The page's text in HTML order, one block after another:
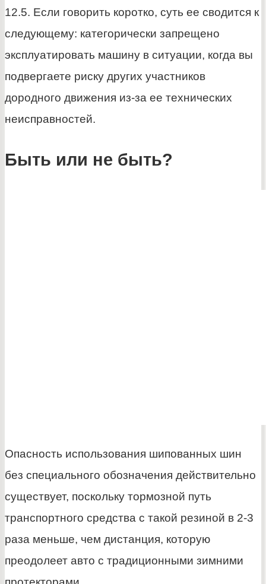
12.5. Если говорить коротко, суть ее сводится к
следующему: категорически запрещено
эксплуатировать машину в ситуации, когда вы
подвергаете риску других участников
дородного движения из-за ее технических
неисправностей.
Быть или не быть?
Опасность использования шипованных шин
без специального обозначения действительно
существует, поскольку тормозной путь
транспортного средства с такой резиной в 2-3
раза меньше, чем дистанция, которую
преодолеет авто с традиционными зимними